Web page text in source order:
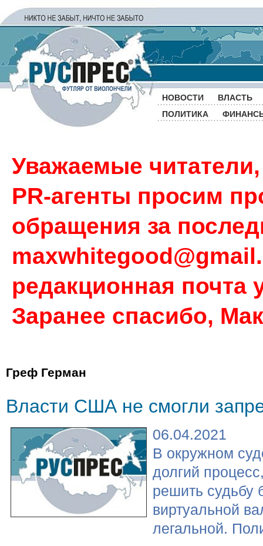
НОВОСТИ
ВЛАСТЬ
ПОЛИТИКА
Уважаемые
PR-агенты просим
обращения за
редакционная почта
Заранее спасибо,
Греф Герман
Власти США не смогли
06.04.2021
В окружном
долгий
решить судьбу
виртуальной
легальной.